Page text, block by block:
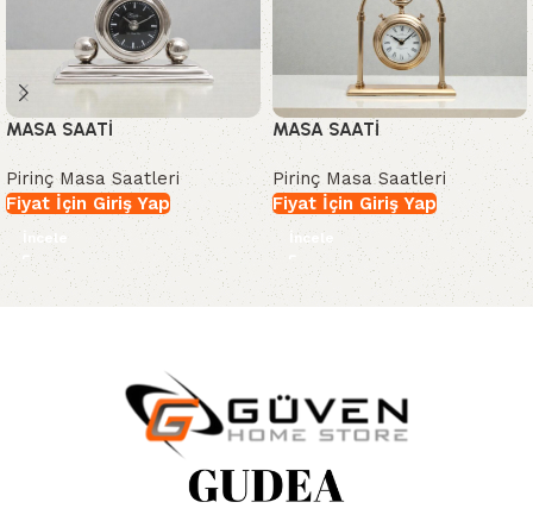
MASA SAATİ
Pirinç Masa Saatleri
Fiyat İçin Giriş Yap
İncele
MASA SAATİ
Pirinç Masa Saatleri
Fiyat İçin Giriş Yap
İncele
Read More